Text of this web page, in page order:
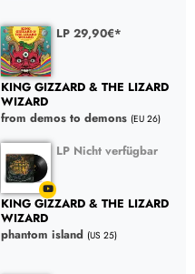
LP 29,90€*
KING GIZZARD & THE LIZARD
WIZARD
from demos to demons (EU 26)
LP Nicht verfügbar
KING GIZZARD & THE LIZARD
WIZARD
phantom island (US 25)